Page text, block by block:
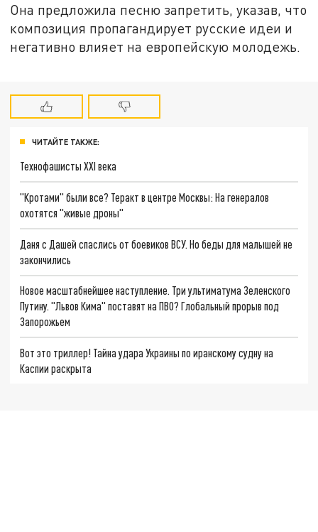
Она предложила песню запретить, указав, что
композиция пропагандирует русские идеи и
негативно влияет на европейскую молодежь.
ЧИТАЙТЕ ТАКЖЕ:
Технофашисты XXI века
"Кротами" были все? Теракт в центре Москвы: На генералов
охотятся "живые дроны"
Даня с Дашей спаслись от боевиков ВСУ. Но беды для малышей не
закончились
Новое масштабнейшее наступление. Три ультиматума Зеленского
Путину. "Львов Кима" поставят на ПВО? Глобальный прорыв под
Запорожьем
Вот это триллер! Тайна удара Украины по иранскому судну на
Каспии раскрыта